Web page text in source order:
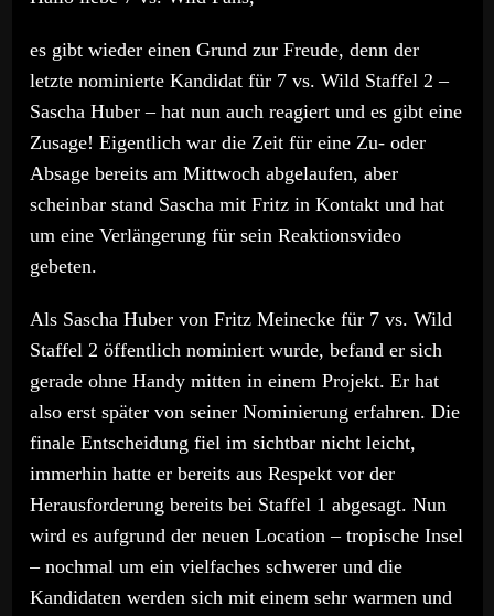
es gibt wieder einen Grund zur Freude, denn der
letzte nominierte Kandidat für 7 vs. Wild Staffel 2 –
Sascha Huber – hat nun auch reagiert und es gibt eine
Zusage! Eigentlich war die Zeit für eine Zu- oder
Absage bereits am Mittwoch abgelaufen, aber
scheinbar stand Sascha mit Fritz in Kontakt und hat
um eine Verlängerung für sein Reaktionsvideo
gebeten.
Als Sascha Huber von Fritz Meinecke für 7 vs. Wild
Staffel 2 öffentlich nominiert wurde, befand er sich
gerade ohne Handy mitten in einem Projekt. Er hat
also erst später von seiner Nominierung erfahren. Die
finale Entscheidung fiel im sichtbar nicht leicht,
immerhin hatte er bereits aus Respekt vor der
Herausforderung bereits bei Staffel 1 abgesagt. Nun
wird es aufgrund der neuen Location – tropische Insel
– nochmal um ein vielfaches schwerer und die
Kandidaten werden sich mit einem sehr warmen und